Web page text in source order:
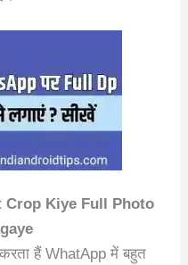
Crop Kiye Full Photo
हैं WhatApp में बहुत